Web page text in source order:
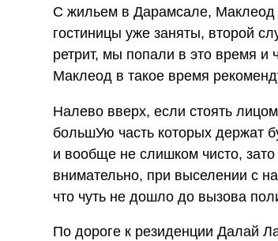
С жильем в Дарамсале, Маклеод
гостиницы уже заняты, второй
ретрит, мы попали в это время
Маклеод в такое время
Налево вверх, если стоять
большУю часть которых держат
и вообще не слишком чисто,
внимательно, при выселении с
что чуть не дошло до вызова
По дороге к резиденции Далай